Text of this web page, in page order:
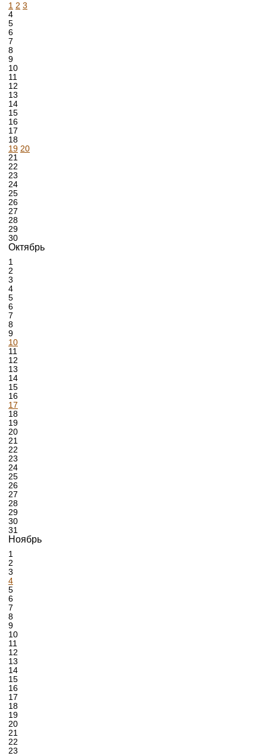
1 2 3
4
5
6
7
8
9
10
11
12
13
14
15
16
17
18
19 20
21
22
23
24
25
26
27
28
29
30
Октябрь
1
2
3
4
5
6
7
8
9
10
11
12
13
14
15
16
17
18
19
20
21
22
23
24
25
26
27
28
29
30
31
Ноябрь
1
2
3
4
5
6
7
8
9
10
11
12
13
14
15
16
17
18
19
20
21
22
23